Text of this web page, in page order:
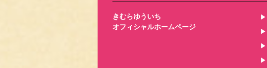
きむらゆういち
オフィシャルホームページ